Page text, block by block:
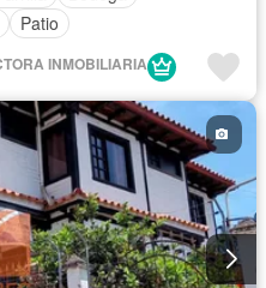
Patio
INMOBILIARIA